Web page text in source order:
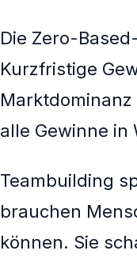
Die Zero-
Kurzfristige
alle Gewinne in
Teambuilding
brauchen
können. Sie